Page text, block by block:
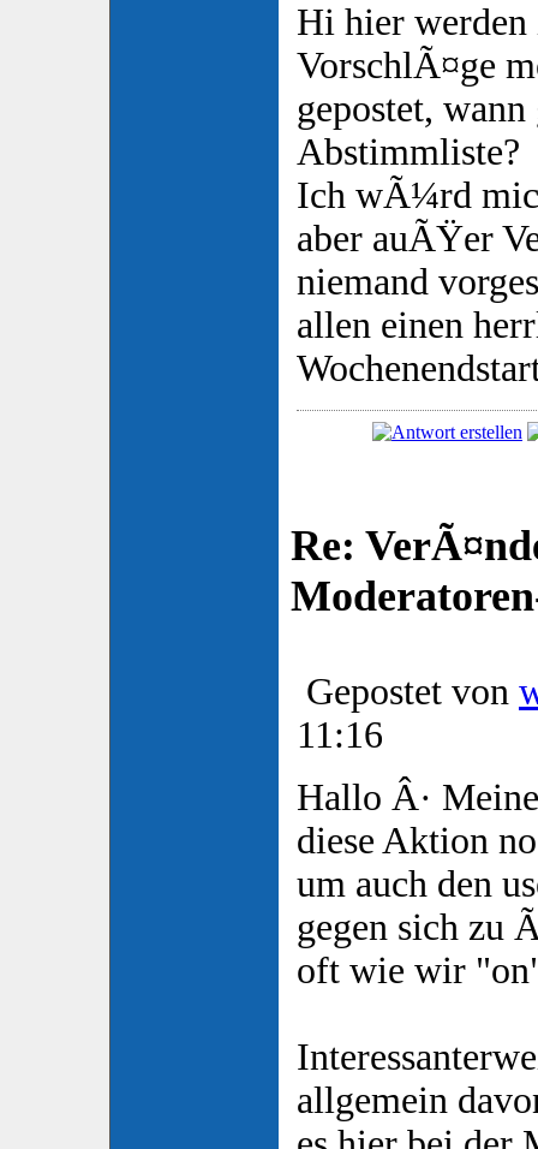
Hi hier werden
VorschlÃ¤ge
gepostet,
Abstimmliste?
Ich wÃ¼rd
aber auÃŸer
niemand
allen einen
Re:
Gepostet von
11:16
Hallo Â·
diese Aktion
um auch den
gegen sich zu
oft wie wir
allgemein